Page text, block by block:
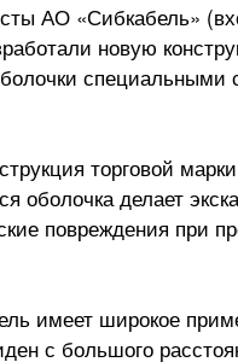
АО «Сибкабель»
новую
торговой
оболочка делает
повреждения при
имеет широкое
с большого